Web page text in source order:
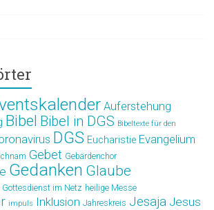
Auferstehung
Bibel Bibel in DGS Bibeltexte für den
DGS Eucharistie Evangelium
Gebet Gebärdenchor
Gedanken Glaube
Gottesdienst im Netz heilige Messe
impuls Inklusion Jahreskreis Jesaja Jesus